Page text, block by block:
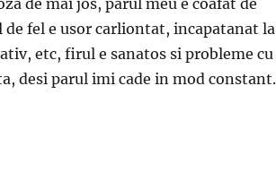
de mai jos, parul meu e coafat de
fel e usor carliontat, incapatanat la
etc, firul e sanatos si probleme cu
desi parul imi cade in mod constant.